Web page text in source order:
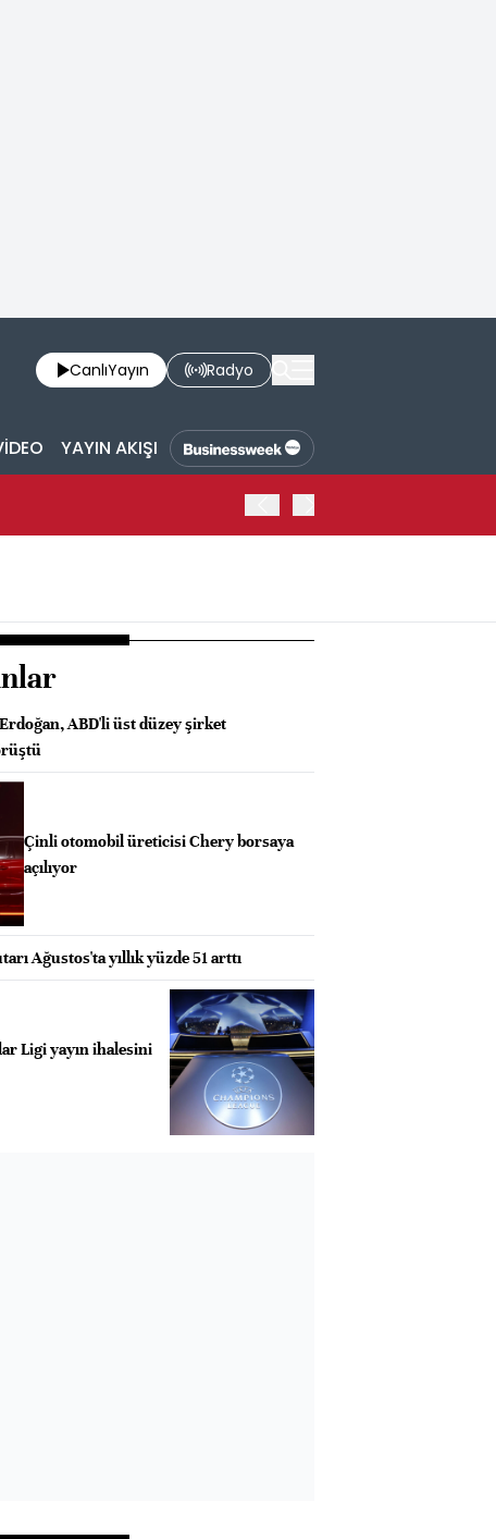
CanlıYayın Radyo
YAYIN AKIŞI
ABD'li üst düzey şirket
Çinli otomobil üreticisi Chery borsaya
açılıyor
Ağustos'ta yıllık yüzde 51 arttı
Ligi yayın ihalesini